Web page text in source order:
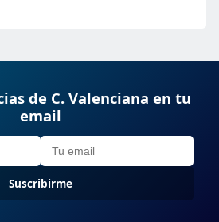
de C. Valenciana en tu
email
Suscribirme